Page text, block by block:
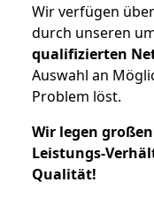
Wir verfügen
durch unseren
qualifizierten
Auswahl an
Problem löst.
Wir legen
Leistungs-
Qualität!